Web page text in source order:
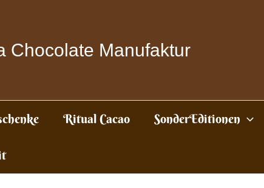
Chocolate Manufaktur
Ritual Cacao SonderEditionen